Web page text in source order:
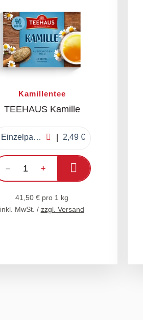
Kamillentee
TEEHAUS Kamille
Einzelpackung 2,49 €
– +
In den Warenkorb
41,50 € pro 1 kg
inkl. MwSt. / zzgl. Versand